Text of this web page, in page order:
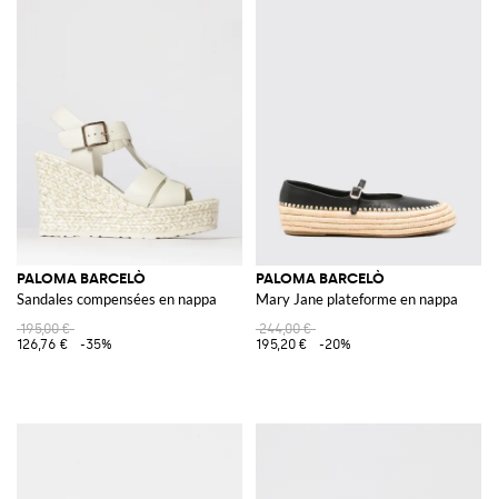
PALOMA BARCELÒ
Sandales compensées en nappa
195,00 €
126,76 €
-35%
PALOMA BARCELÒ
Mary Jane plateforme en nappa
244,00 €
195,20 €
-20%